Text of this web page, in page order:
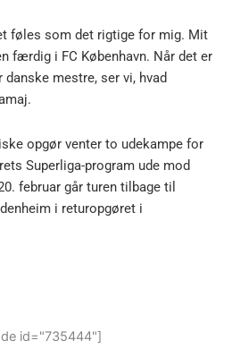
føles som det rigtige for mig. Mit
færdig i FC København. Når det er
mestre, ser vi, hvad
opgør venter to udekampe for
Superliga-program ude mod
februar går turen tilbage til
i returopgøret i
id="735444"]